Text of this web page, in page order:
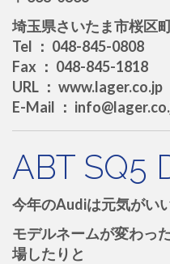
埼玉県さいたま市桜区
Tel ： 048-845-0808
Fax ： 048-845-1818
URL ： www.lager.co.jp
E-Mail ：
ABT SQ5
今年のAudiは元気がい
モデルネームが変わっ
場したりと